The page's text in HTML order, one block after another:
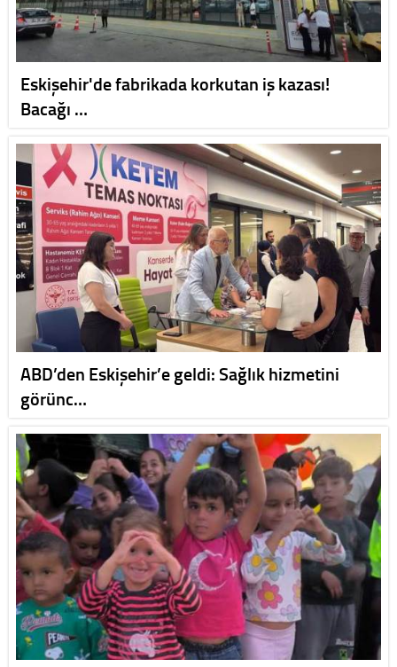
Eskişehir'de fabrikada korkutan iş kazası!
Bacağı …
ABD’den Eskişehir’e geldi: Sağlık hizmetini
görünc…